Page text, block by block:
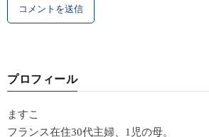
プロフィール
ますこ
フランス在住30代主婦、1児の母。